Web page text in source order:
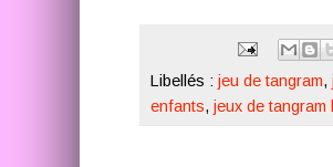
Libellés : jeu de tangram,
enfants, jeux de tangram